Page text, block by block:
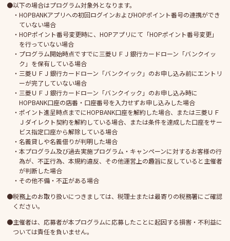
以下の場合はプログラム対象外となります。
HOPBANKアプリへの初回ログインおよびHOPポイント番号の連携ができ
ていない場合
HOPポイント番号変更時に、HOPアプリにて「HOPポイント番号変更」
を行っていない場合
プログラム開始時点ですでに三菱ＵＦＪ銀行カードローン「バンクイッ
ク」を保有している場合
三菱ＵＦＪ銀行カードローン「バンクイック」のお申し込み前にエントリ
ーが完了していない場合
三菱ＵＦＪ銀行カードローン「バンクイック」のお申し込み時に
HOPBANK口座の店番・口座番号を入力せずお申し込みした場合
ポイント進呈時点までにHOPBANK口座を解約した場合、または三菱ＵＦ
Ｊダイレクト契約を解約している場合、または条件を達成した口座をサー
ビス指定口座から解除している場合
名義貸しや名義借りが判明した場合
本プログラム及び過去実施プログラム・キャンペーンに対するお客様の行
為が、不正行為、本規約違反、その他運営上の趣旨に反していると主催者
が判断した場合
その他不備・不正がある場合
税務上のお取り扱いにつきましては、税理士または最寄りの税務署にご確認
ください。
主催者は、応募者が本プログラムに応募したことに起因する損害・不利益に
ついては責任を負いません。